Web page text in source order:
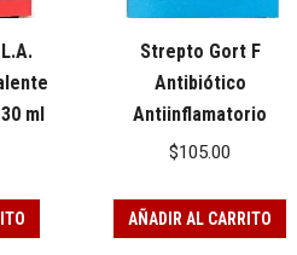
ml
Strepto Gort F
Antibiótico
Antiinflamatorio
$105.00
AÑADIR AL CARRITO